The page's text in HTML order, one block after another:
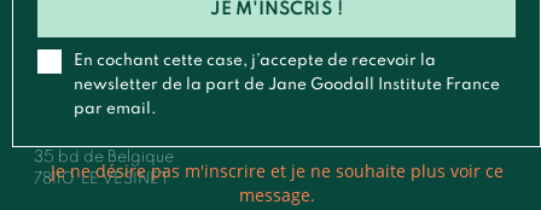
presse@janegoodall.fr
Pour toute correspondance postale,vous pouvez nous écrire à
35 bd de Belgique
78110 LE VESINET
JE M'INSCRIS !
En cochant cette case, j’accepte de recevoir la
newsletter de la part de Jane Goodall Institute France
par email.
Je ne désire pas m'inscrire et je ne souhaite plus voir ce
message.